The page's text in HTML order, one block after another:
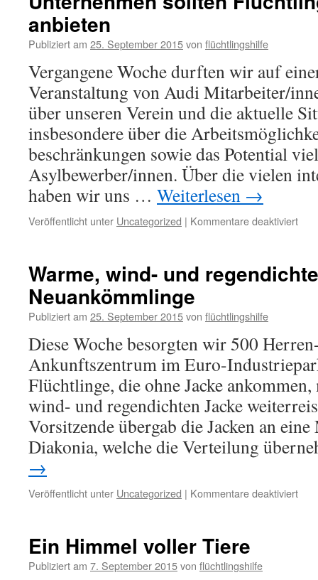
anbieten
Publiziert am 25. September 2015von flüchtlingshilfe
Vergangene Woche durften wir auf
Veranstaltung von Audi Mitarbeiter/
über unseren Verein und die aktuelle
insbesondere über die
beschränkungen sowie das Potential
Asylbewerber/innen. Über die vielen
haben wir uns … Weiterlesen →
Veröffentlicht unter Uncategorized | Kommentare deaktiviert
Warme, wind- und
Neuankömmlinge
Publiziert am 25. September 2015von flüchtlingshilfe
Diese Woche besorgten wir 500
Ankunftszentrum im Euro-
Flüchtlinge, die ohne Jacke
wind- und regendichten Jacke
Vorsitzende übergab die Jacken an
Diakonia, welche die Verteilung
→
Veröffentlicht unter Uncategorized | Kommentare deaktiviert
Ein Himmel voller Tiere
Publiziert am 7. September 2015von flüchtlingshilfe